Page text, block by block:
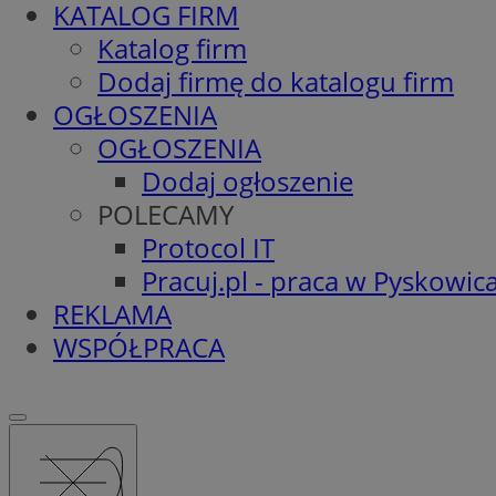
KATALOG FIRM
Katalog firm
Dodaj firmę do katalogu firm
OGŁOSZENIA
OGŁOSZENIA
Dodaj ogłoszenie
POLECAMY
Protocol IT
Pracuj.pl - praca w
REKLAMA
WSPÓŁPRACA